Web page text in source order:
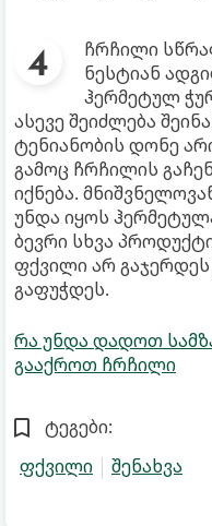
ჩრჩილი
ნესტიან
ჰერმეტულ
ასევე შეიძლება
ტენიანობის დონე
გამოც ჩრჩილის
იქნება.
უნდა იყოს
ბევრი სხვა
ფქვილი არ
გაფუჭდეს.
რა უნდა დადოთ
გააქროთ ჩრჩილი
ტეგები:
ფქვილი
შენახვა